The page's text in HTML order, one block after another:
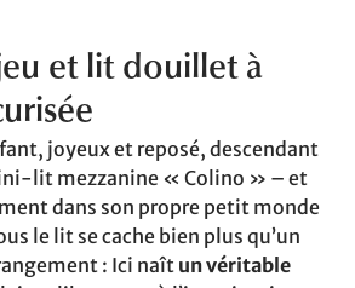
et lit douillet à
joyeux et reposé, descendant
lit mezzanine « Colino » – et
dans son propre petit monde
le lit se cache bien plus qu’un
: Ici naît un véritable